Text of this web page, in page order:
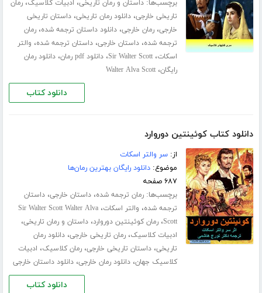
برچسب‌ها:داستان و رمان تاریخی، ادبیات کلاسیک،رمان
تاریخی خارجی،دانلود رمان تاریخی،داستان تاریخی
خارجی،رمان خارجی،دانلود داستان ترجمه شده،رمان
ترجمه شده،داستان خارجی،داستان ترجمه شده، والتر
اسکات،Sir Walter Scott،دانلود pdf رمان ،دانلود رمان
رایگان،Walter Alva Scott
دانلود کتاب
دانلود کتاب کوئینتین دوروارد
از:سر والتر اسکات
موضوع:دانلود رایگان بهترین رمان‌ها
۶۸۷ صفحه
برچسب‌ها:رمان ترجمه شده،داستان خارجی،داستان
ترجمه شده، والتر اسکات،Sir Walter Scott Walter Alva
Scott،رمان کوئینتین دوروارد،داستان و رمان تاریخی،
ادبیات کلاسیک،رمان تاریخی خارجی،دانلود رمان
تاریخی،داستان تاریخی خارجی،رمان کلاسیک، ادبیات
کلاسیک جهان،دانلود رمان خارجی،دانلود داستان خارجی
دانلود کتاب